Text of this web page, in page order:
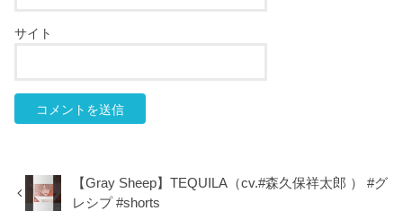
サイト
【Gray Sheep】TEQUILA（cv.#森久保祥太郎 ） #グ
レシプ #shorts